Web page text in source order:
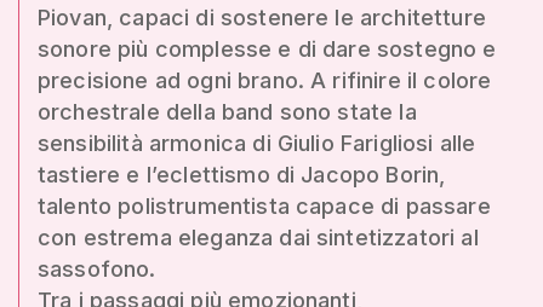
Piovan, capaci di sostenere le architetture
sonore più complesse e di dare sostegno e
precisione ad ogni brano. A rifinire il colore
orchestrale della band sono state la
sensibilità armonica di Giulio Farigliosi alle
tastiere e l’eclettismo di Jacopo Borin,
talento polistrumentista capace di passare
con estrema eleganza dai sintetizzatori al
sassofono.
Tra i passaggi più emozionanti,